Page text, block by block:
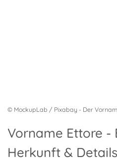
© MockupLab / Pixabay - Der
Vorname Ettore -
Herkunft & Details